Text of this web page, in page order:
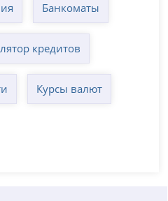
Банкоматы
кредитов
Курсы валют